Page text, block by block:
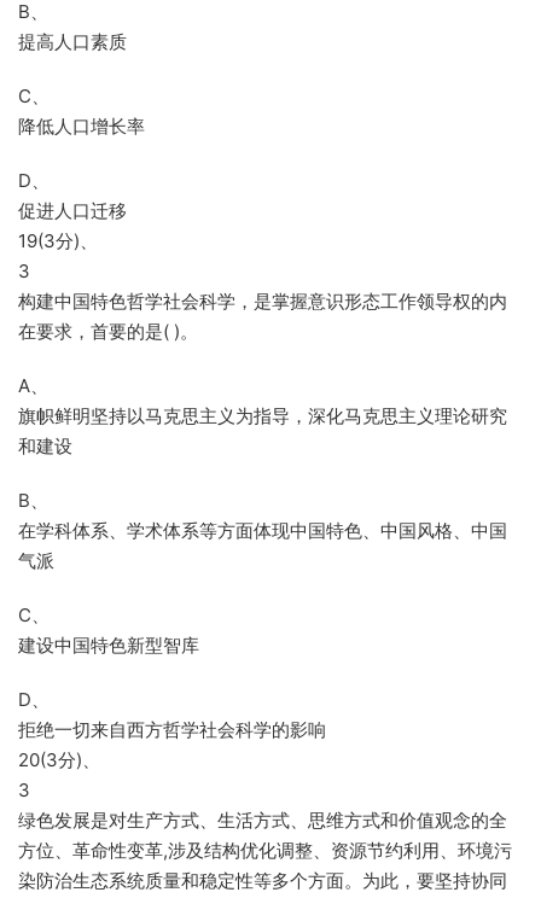
B、
提高人口素质
C、
降低人口增长率
D、
促进人口迁移
19(3分)、
3
构建中国特色哲学社会科学，是掌握意识形态工作领导权的内
在要求，首要的是( )。
A、
旗帜鲜明坚持以马克思主义为指导，深化马克思主义理论研究
和建设
B、
在学科体系、学术体系等方面体现中国特色、中国风格、中国
气派
C、
建设中国特色新型智库
D、
拒绝一切来自西方哲学社会科学的影响
20(3分)、
3
绿色发展是对生产方式、生活方式、思维方式和价值观念的全
方位、革命性变革,涉及结构优化调整、资源节约利用、环境污
染防治生态系统质量和稳定性等多个方面。为此，要坚持协同